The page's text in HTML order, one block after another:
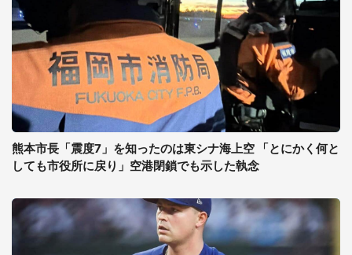
熊本市長「震度7」を知ったのは東シナ海上空 「とにかく何と
しても市役所に戻り」空港閉鎖でも示した執念